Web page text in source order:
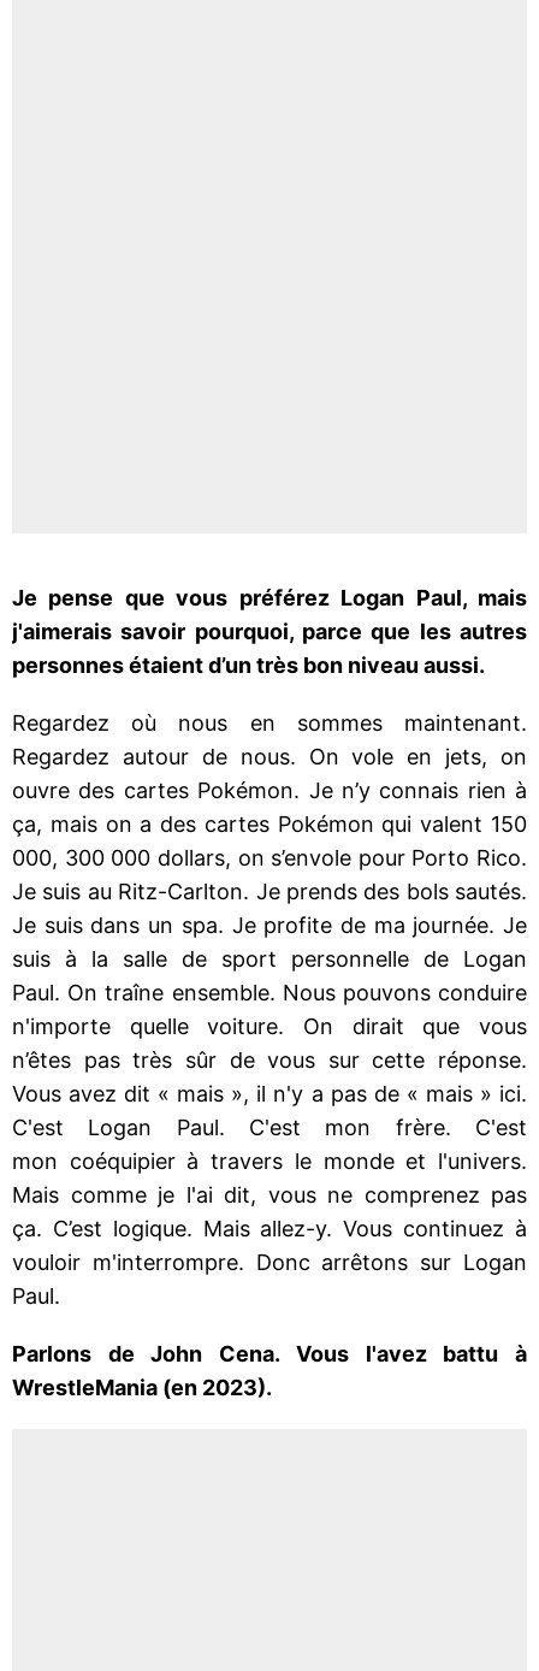
Je pense que vous préférez Logan Paul, mais
j'aimerais savoir pourquoi, parce que les autres
personnes étaient d’un très bon niveau aussi.
Regardez où nous en sommes maintenant.
Regardez autour de nous. On vole en jets, on
ouvre des cartes Pokémon. Je n’y connais rien à
ça, mais on a des cartes Pokémon qui valent 150
000, 300 000 dollars, on s’envole pour Porto Rico.
Je suis au Ritz-Carlton. Je prends des bols sautés.
Je suis dans un spa. Je profite de ma journée. Je
suis à la salle de sport personnelle de Logan
Paul. On traîne ensemble. Nous pouvons conduire
n'importe quelle voiture. On dirait que vous
n’êtes pas très sûr de vous sur cette réponse.
Vous avez dit « mais », il n'y a pas de « mais » ici.
C'est Logan Paul. C'est mon frère. C'est
mon coéquipier à travers le monde et l'univers.
Mais comme je l'ai dit, vous ne comprenez pas
ça. C’est logique. Mais allez-y. Vous continuez à
vouloir m'interrompre. Donc arrêtons sur Logan
Paul.
Parlons de John Cena. Vous l'avez battu à
WrestleMania (en 2023).